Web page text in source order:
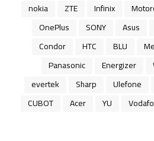
Infinix
ZTE
nokia
Asus
SONY
OnePlus
BLU
HTC
Condor
Energizer
Panasonic
Ulefone
Sharp
evertek
YU
Acer
CUBOT